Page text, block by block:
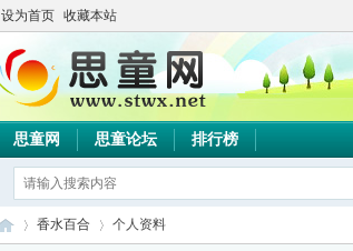
设为首页 收藏本站
思童网 思童论坛 排行榜
香水百合 个人资料